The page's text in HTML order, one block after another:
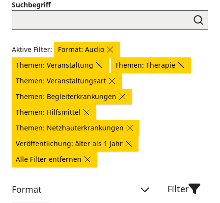
Suchbegriff
Aktive Filter:
Format: Audio
Themen: Veranstaltung
Themen: Therapie
Themen: Veranstaltungsart
Themen: Begleiterkrankungen
Themen: Hilfsmittel
Themen: Netzhauterkrankungen
Veröffentlichung: älter als 1 Jahr
Alle Filter entfernen
Format Filter